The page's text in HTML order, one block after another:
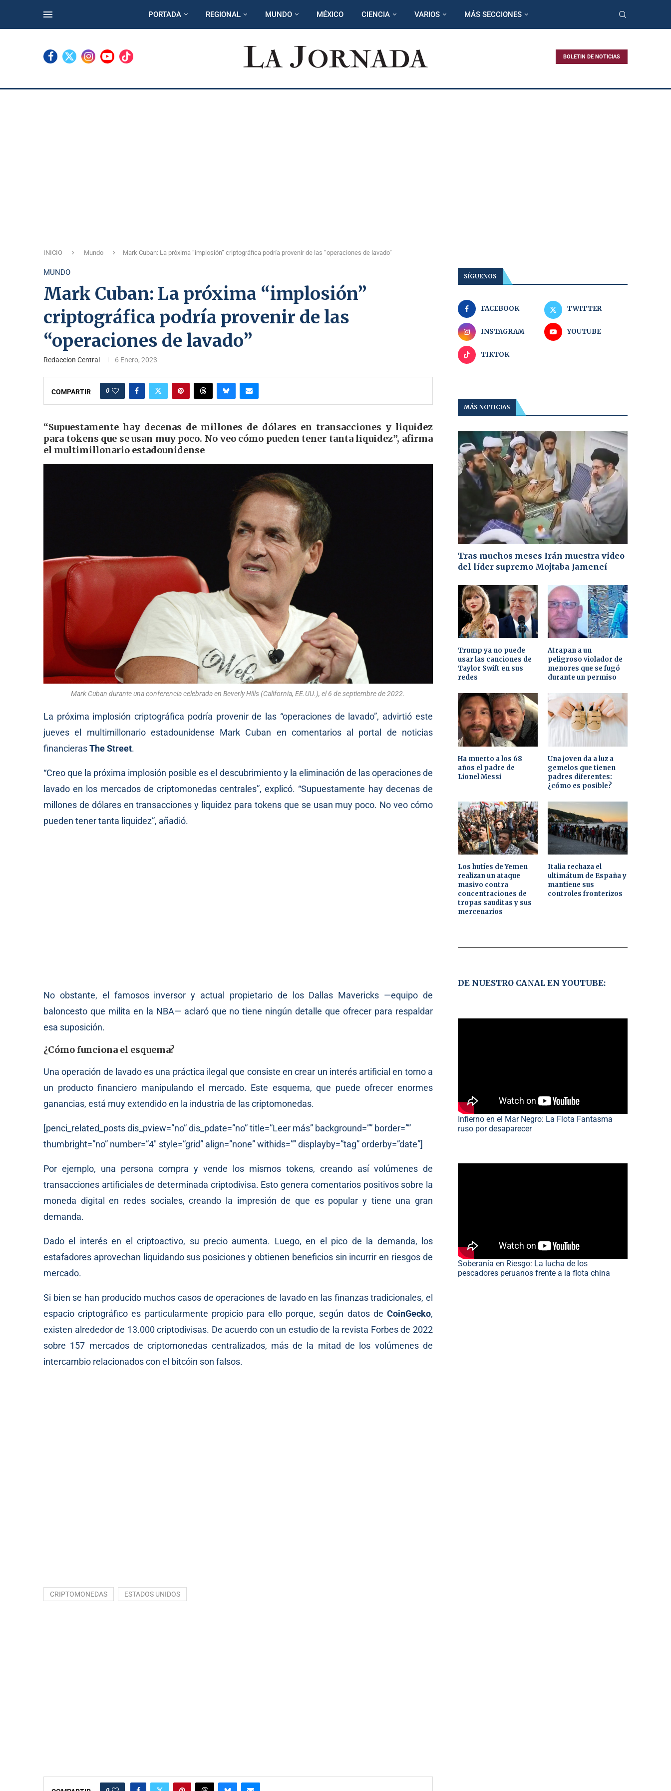
PORTADA REGIONAL MUNDO MÉXICO CIENCIA VARIOS MÁS SECCIONES
BOLETIN DE NOTICIAS
INICIO Mundo Mark Cuban: La próxima “implosión” criptográfica podría provenir de las “operaciones de lavado”
MUNDO
Mark Cuban: La próxima “implosión”
criptográfica podría provenir de las
“operaciones de lavado”
Redaccion Central 6 Enero, 2023
COMPARTIR 0
“Supuestamente hay decenas de millones de dólares en transacciones y liquidez
para tokens que se usan muy poco. No veo cómo pueden tener tanta liquidez”, afirma
el multimillonario estadounidense
Mark Cuban durante una conferencia celebrada en Beverly Hills (California, EE.UU.), el 6 de septiembre de 2022.
La próxima implosión criptográfica podría provenir de las “operaciones de lavado”, advirtió este
jueves el multimillonario estadounidense Mark Cuban en comentarios al portal de noticias
financierasThe Street.
“Creo que la próxima implosión posible es el descubrimiento y la eliminación de las operaciones de
lavado en los mercados de criptomonedas centrales”, explicó. “Supuestamente hay decenas de
millones de dólares en transacciones y liquidez para tokens que se usan muy poco. No veo cómo
pueden tener tanta liquidez”, añadió.
No obstante, el famosos inversor y actual propietario de los Dallas Mavericks —equipo de
baloncesto que milita en la NBA— aclaró que no tiene ningún detalle que ofrecer para respaldar
esa suposición.
¿Cómo funciona el esquema?
Una operación de lavado es una práctica ilegal que consiste en crear un interés artificial en torno a
un producto financiero manipulando el mercado. Este esquema, que puede ofrecer enormes
ganancias, está muy extendido en la industria de las criptomonedas.
[penci_related_posts dis_pview=”no” dis_pdate=”no” title=”Leer más” background=”” border=””
thumbright=”no” number=”4″ style=”grid” align=”none” withids=”” displayby=”tag” orderby=”date”]
Por ejemplo, una persona compra y vende los mismos tokens, creando así volúmenes de
transacciones artificiales de determinada criptodivisa. Esto genera comentarios positivos sobre la
moneda digital en redes sociales, creando la impresión de que es popular y tiene una gran
demanda.
Dado el interés en el criptoactivo, su precio aumenta. Luego, en el pico de la demanda, los
estafadores aprovechan liquidando sus posiciones y obtienen beneficios sin incurrir en riesgos de
mercado.
Si bien se han producido muchos casos de operaciones de lavado en las finanzas tradicionales, el
espacio criptográfico es particularmente propicio para ello porque, según datos de CoinGecko,
existen alrededor de 13.000 criptodivisas. De acuerdo con un estudio de la revista Forbes de 2022
sobre 157 mercados de criptomonedas centralizados, más de la mitad de los volúmenes de
intercambio relacionados con el bitcóin son falsos.
CRIPTOMONEDAS ESTADOS UNIDOS
SÍGUENOS
FACEBOOK TWITTER
INSTAGRAM YOUTUBE
TIKTOK
MÁS NOTICIAS
Tras muchos meses Irán muestra video
del líder supremo Mojtaba Jameneí
Trump ya no puede
usar las canciones de
Taylor Swift en sus
redes
Atrapan a un
peligroso violador de
menores que se fugó
durante un permiso
Ha muerto a los 68
años el padre de
Lionel Messi
Una joven da a luz a
gemelos que tienen
padres diferentes:
¿cómo es posible?
Los hutíes de Yemen
realizan un ataque
masivo contra
concentraciones de
tropas sauditas y sus
mercenarios
Italia rechaza el
ultimátum de España y
mantiene sus
controles fronterizos
DE NUESTRO CANAL EN YOUTUBE:
Infierno en el Mar Negro: La Flota Fantasma
ruso por desaparecer
Soberanía en Riesgo: La lucha de los
pescadores peruanos frente a la flota china